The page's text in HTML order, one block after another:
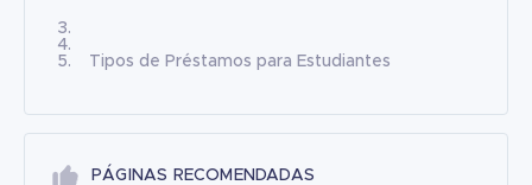
Tipos de Préstamos para Estudiantes
PÁGINAS RECOMENDADAS